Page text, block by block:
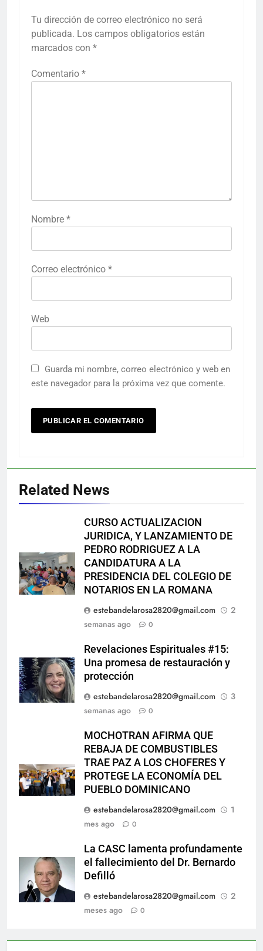
Tu dirección de correo electrónico no será
publicada. Los campos obligatorios están
marcados con *
Comentario *
Nombre *
Correo electrónico *
Web
Guarda mi nombre, correo electrónico y web en
este navegador para la próxima vez que comente.
Related News
CURSO ACTUALIZACION
JURIDICA, Y LANZAMIENTO DE
PEDRO RODRIGUEZ A LA
CANDIDATURA A LA
PRESIDENCIA DEL COLEGIO DE
NOTARIOS EN LA ROMANA
estebandelarosa2820@gmail.com
2
semanas ago
0
Revelaciones Espirituales #15:
Una promesa de restauración y
protección
estebandelarosa2820@gmail.com
3
semanas ago
0
MOCHOTRAN AFIRMA QUE
REBAJA DE COMBUSTIBLES
TRAE PAZ A LOS CHOFERES Y
PROTEGE LA ECONOMÍA DEL
PUEBLO DOMINICANO
estebandelarosa2820@gmail.com
1
mes ago
0
La CASC lamenta profundamente
el fallecimiento del Dr. Bernardo
Defilló
estebandelarosa2820@gmail.com
2
meses ago
0